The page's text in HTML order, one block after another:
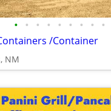
• • • • • • • • •
/Container
NM